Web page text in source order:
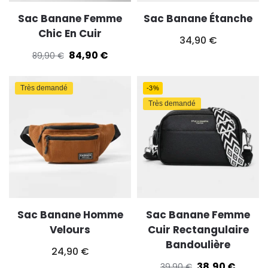
Sac Banane Femme
Chic En Cuir
89,90€ 84,90 €
Sac Banane Étanche
34,90 €
Très demandé
Sac Banane Homme
Velours
24,90 €
-3%
Très demandé
Sac Banane Femme
Cuir Rectangulaire
Bandoulière